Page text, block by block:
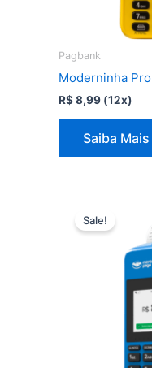
Pagbank
Moderninha
R$8,99 (12x)
Saiba Mais
Sale!